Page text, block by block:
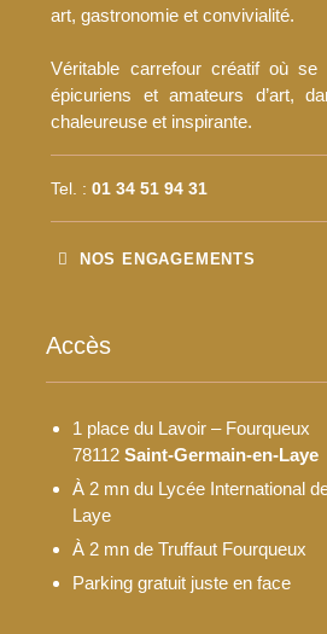
art, gastronomie et convivialité.
Véritable carrefour créatif où se
épicuriens et amateurs d’art,
chaleureuse et inspirante.
Tel. :01 34 51 94 31
NOS ENGAGEMENTS
Accès
1 place du Lavoir – Fourqueux
78112Saint-Germain-en-Laye
À 2 mn du Lycée International
Laye
À 2 mn de Truffaut Fourqueux
Parking gratuit juste en face